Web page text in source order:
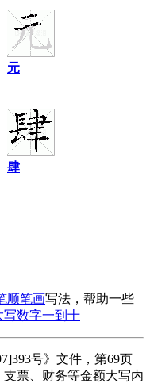
元
肆
顺笔画写法，帮助一些
写数字一到十
号》文件，第69页
票、财务等金额大写内